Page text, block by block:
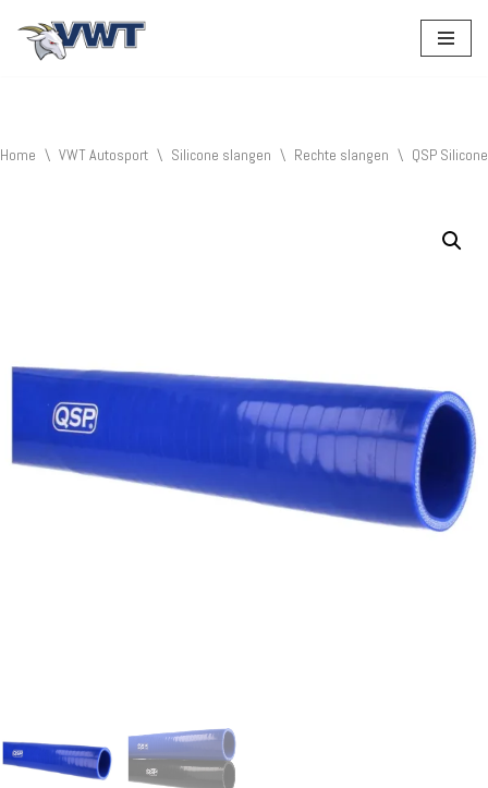
Home \ VWT Autosport \ Silicone slangen \ Rechte slangen \ QSP